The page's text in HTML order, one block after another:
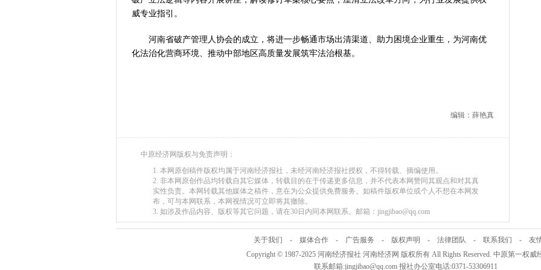
威专业指引。
河南省破产管理人协会的成立，将进一步畅通市场出清渠道、助力困境企业重生，为河南优
化法治化营商环境、推动中部地区高质量发展筑牢法治根基。
编辑：薛艳真
中原经济网版权与免责声明：
1. 本网原创稿件版权均属于河南经济报社，未经河南经济报社授权，不得转载、摘编使用。
2. 非本网原创作品均转载自其它媒体，转载目的在于传递更多信息，并不代表本网赞同其观点和对其真
实性负责。本网转载其他媒体之稿件，意在为公众提供免费服务。如稿件版权单位或个人不想在本网发
布，可与本网联系，本网视情况可立即将其撤除。
3. 如涉及作品内容、版权等其它问题，请在30日内同本网联系。邮箱：jingjibao@qq.com
关于我们 - 媒体合作 - 广告服务 - 版权声明 - 法律团队 - 联系我们 - 友
Copyright © 1987-2025 河南经济报社 河南经济网 版权所有 All Rights Reserved. 中原第一权威
联系邮箱:jingjibao@qq.com 报社办公室电话:0371-53306911